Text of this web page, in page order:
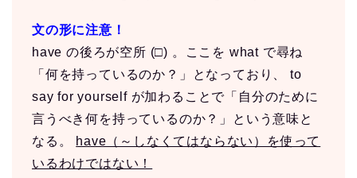
文の形に注意！
have の後ろが空所 (□) 。ここを what で尋ね
「何を持っているのか？」となっており、 to
say for yourself が加わることで「自分のために
言うべき何を持っているのか？」という意味と
なる。
have（～しなくてはならない）を使って
いるわけではない！